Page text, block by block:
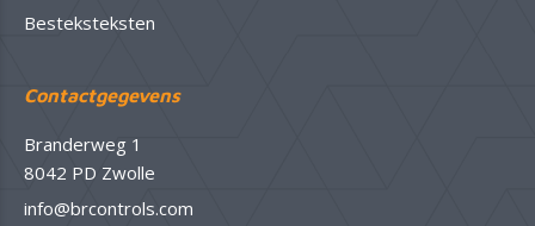
Besteksteksten
Contactgegevens
Branderweg 1
8042 PD Zwolle
info@brcontrols.com